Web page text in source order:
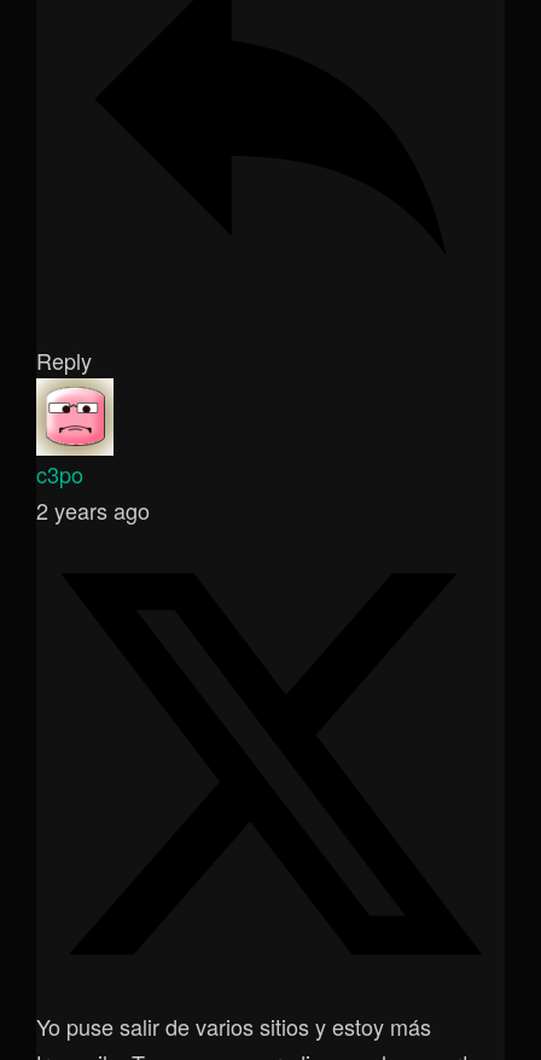
Reply
c3po
2 years ago
Yo puse salir de varios sitios y estoy más